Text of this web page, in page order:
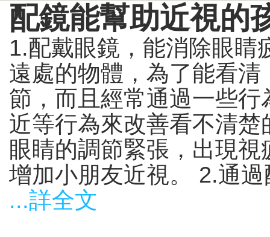
配鏡能幫助近視的
1.配戴眼鏡，能消除眼睛
遠處的物體，為了能看
節，而且經常通過一些
近等行為來改善看不清
眼睛的調節緊張，出現
增加小朋友近視。 2.通
...詳全文